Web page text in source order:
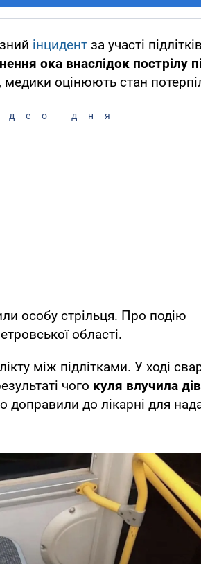
інцидент за участі
ока внаслідок пострілу
медики оцінюють стан
дня
особу стрільця. Про подію
області.
між підлітками. У ході
чого куля влучила
доправили до лікарні для